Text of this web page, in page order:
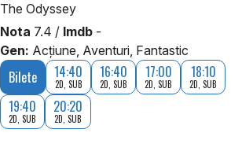
The Odyssey
Nota 7.4 / Imdb -
Gen: Acţiune, Aventuri, Fantastic
Bilete 14:40
2D, SUB
16:40
2D, SUB
17:00
2D, SUB
18:10
2D, SUB
19:40
2D, SUB
20:20
2D, SUB